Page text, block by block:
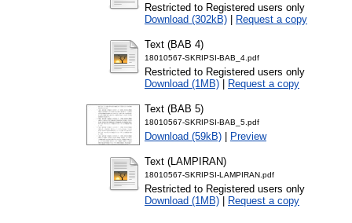
Restricted to Registered users only
Download (302kB)
Request a copy
Text (BAB 4)
18010567-SKRIPSI-BAB_4.pdf
Restricted to Registered users only
Download (1MB)
Request a copy
Text (BAB 5)
18010567-SKRIPSI-BAB_5.pdf
Download (59kB) Preview
Text (LAMPIRAN)
18010567-SKRIPSI-LAMPIRAN.pdf
Restricted to Registered users only
Download (1MB)
Request a copy